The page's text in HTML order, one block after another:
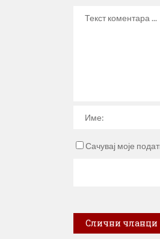
Сачувај моје
Слични чланци